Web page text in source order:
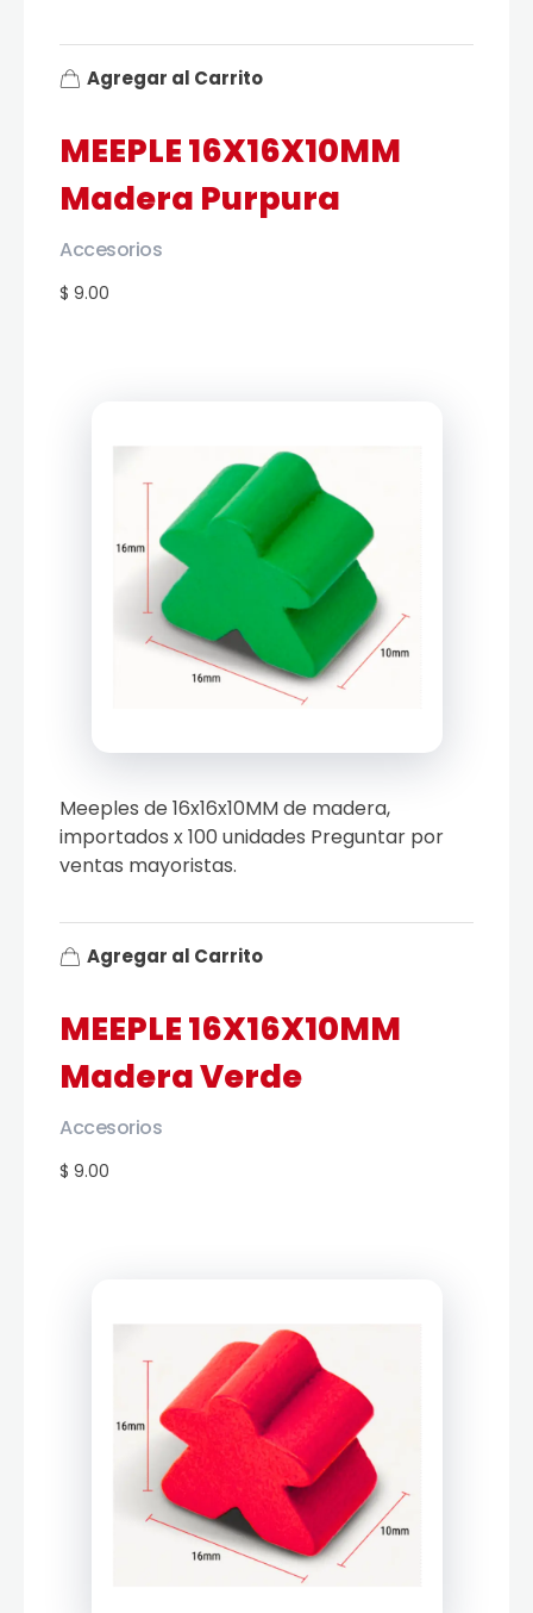
MEEPLE 16X16X10MM
Madera Purpura
$ 9.00
Accesorios
Agregar al Carrito
MEEPLE 16X16X10MM
Madera Verde
$ 9.00
Accesorios
Meeples de 16x16x10MM de madera,
importados x 100 unidades Preguntar por
ventas mayoristas.
Agregar al Carrito